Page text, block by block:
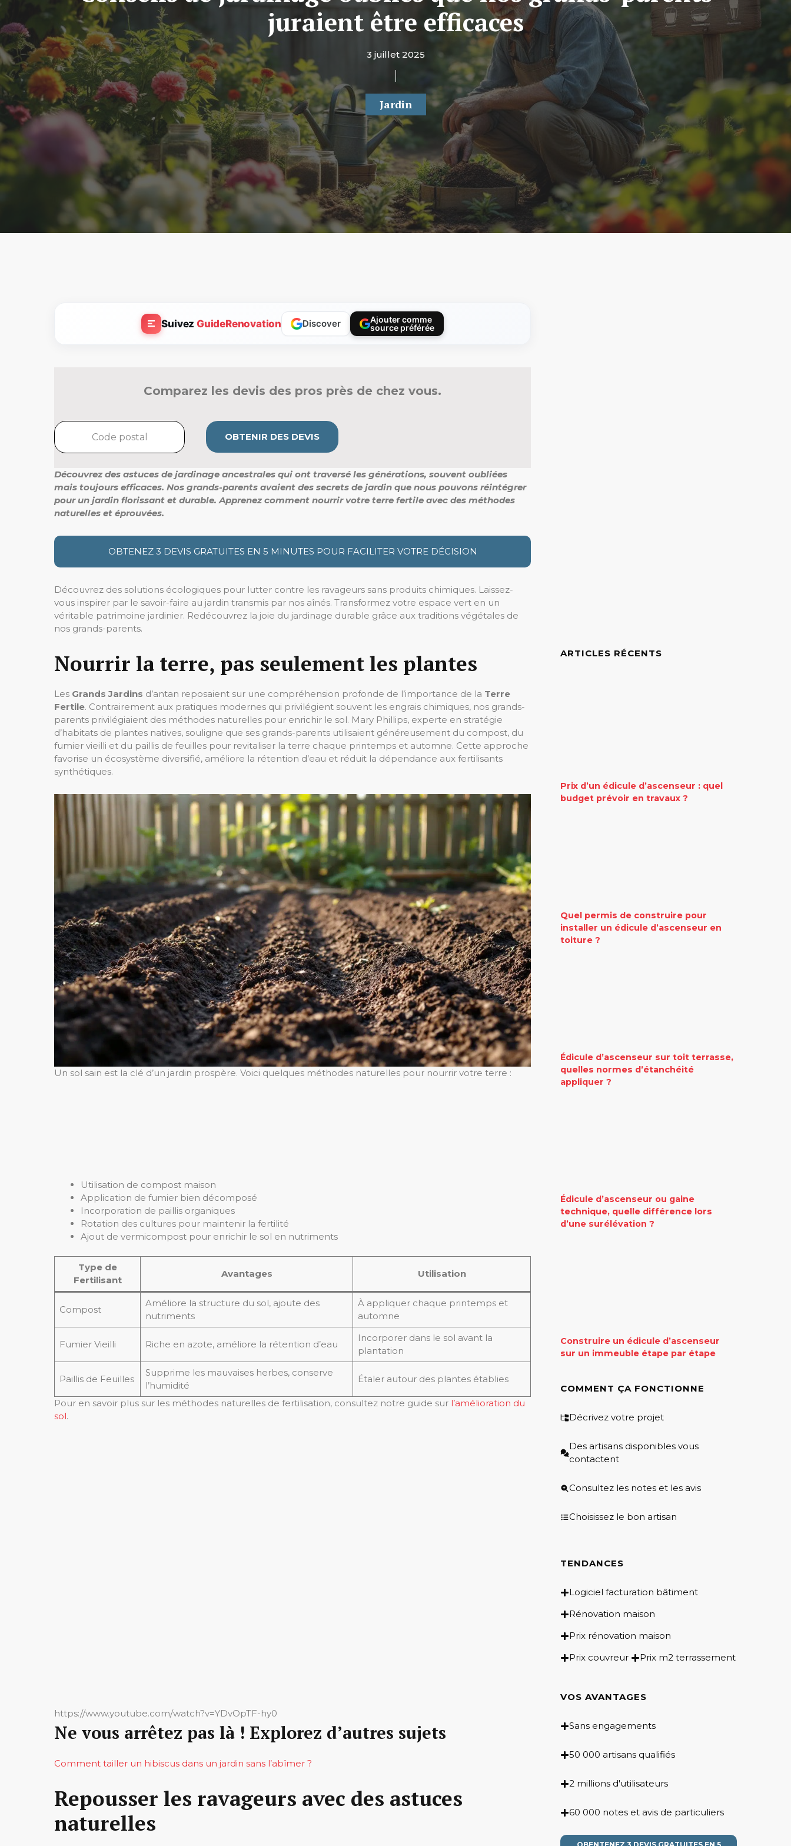
juraient être efficaces
3 juillet 2025
Jardin
SuivezGuideRenovation Discover
Ajouter comme
source préférée
Comparez les devis des pros près de chez vous.
OBTENIR DES DEVIS
Découvrez des astuces de jardinage ancestrales qui ont traversé les générations, souvent oubliées
mais toujours efficaces. Nos grands-parents avaient des secrets de jardin que nous pouvons réintégrer
pour un jardin florissant et durable. Apprenez comment nourrir votre terre fertile avec des méthodes
naturelles et éprouvées.
OBTENEZ 3 DEVIS GRATUITES EN 5 MINUTES POUR FACILITER VOTRE DÉCISION
Découvrez des solutions écologiques pour lutter contre les ravageurs sans produits chimiques. Laissez-
vous inspirer par le savoir-faire au jardin transmis par nos aînés. Transformez votre espace vert en un
véritable patrimoine jardinier. Redécouvrez la joie du jardinage durable grâce aux traditions végétales de
nos grands-parents.
Nourrir la terre, pas seulement les plantes
Les Grands Jardins d’antan reposaient sur une compréhension profonde de l’importance de la Terre
Fertile. Contrairement aux pratiques modernes qui privilégient souvent les engrais chimiques, nos grands-
parents privilégiaient des méthodes naturelles pour enrichir le sol. Mary Phillips, experte en stratégie
d’habitats de plantes natives, souligne que ses grands-parents utilisaient généreusement du compost, du
fumier vieilli et du paillis de feuilles pour revitaliser la terre chaque printemps et automne. Cette approche
favorise un écosystème diversifié, améliore la rétention d’eau et réduit la dépendance aux fertilisants
synthétiques.
Un sol sain est la clé d’un jardin prospère. Voici quelques méthodes naturelles pour nourrir votre terre :
Utilisation de compost maison
Application de fumier bien décomposé
Incorporation de paillis organiques
Rotation des cultures pour maintenir la fertilité
Ajout de vermicompost pour enrichir le sol en nutriments
Type de
Fertilisant
Avantages Utilisation
Compost
Améliore la structure du sol, ajoute des
nutriments
À appliquer chaque printemps et
automne
Fumier Vieilli Riche en azote, améliore la rétention d’eau
Incorporer dans le sol avant la
plantation
Paillis de Feuilles
Supprime les mauvaises herbes, conserve
l’humidité
Étaler autour des plantes établies
Pour en savoir plus sur les méthodes naturelles de fertilisation, consultez notre guide sur l’amélioration du
sol.
https://www.youtube.com/watch?v=YDvOpTF-hy0
Ne vous arrêtez pas là ! Explorez d’autres sujets
Comment tailler un hibiscus dans un jardin sans l’abîmer ?
Repousser les ravageurs avec des astuces
naturelles
ARTICLES RÉCENTS
Prix d’un édicule d’ascenseur : quel
budget prévoir en travaux ?
Quel permis de construire pour
installer un édicule d’ascenseur en
toiture ?
Édicule d’ascenseur sur toit terrasse,
quelles normes d’étanchéité
appliquer ?
Édicule d’ascenseur ou gaine
technique, quelle différence lors
d’une surélévation ?
Construire un édicule d’ascenseur
sur un immeuble étape par étape
COMMENT ÇA FONCTIONNE
Décrivez votre projet
Des artisans disponibles vous
contactent
Consultez les notes et les avis
Choisissez le bon artisan
TENDANCES
Logiciel facturation bâtiment
Rénovation maison
Prix rénovation maison
Prix couvreur
Prix m2 terrassement
VOS AVANTAGES
Sans engagements
50 000 artisans qualifiés
2 millions d'utilisateurs
60 000 notes et avis de particuliers